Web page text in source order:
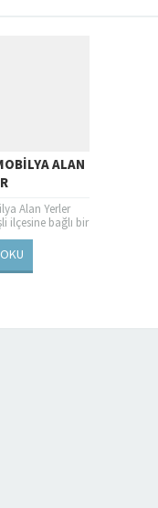
ALAN
Alan Yerler
ilçesine bağlı bir
yapmak
zengin...